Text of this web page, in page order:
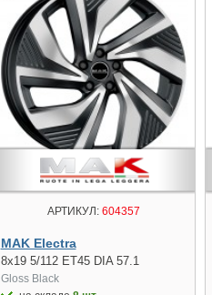
АРТИКУЛ: 604357
MAK Electra
8x19 5/112 ET45 DIA 57.1
Gloss Black